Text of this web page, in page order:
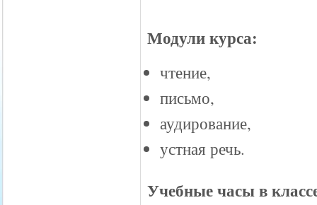
Модули курса:
чтение,
письмо,
аудирование,
устная речь.
Учебные часы в